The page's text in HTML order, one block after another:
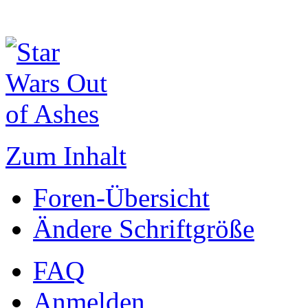
Zum Inhalt
Foren-Übersicht
Ändere Schriftgröße
FAQ
Anmelden